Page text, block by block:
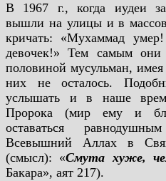
В 1967 г., когда иудеи
вышли на улицы и в
кричать: «Мухаммад
девочек!» Тем самым они
половиной мусульман,
них не осталось.
услышать и в наше
Пророка (мир ему и
оставаться
Всевышний Аллах в
(смысл): «Смута хуже,
Бакара», аят 217).